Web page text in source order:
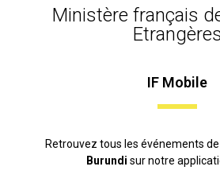
Ministère français
Etrangères
IF Mobile
Retrouvez tous les événements de
Burundi sur notre